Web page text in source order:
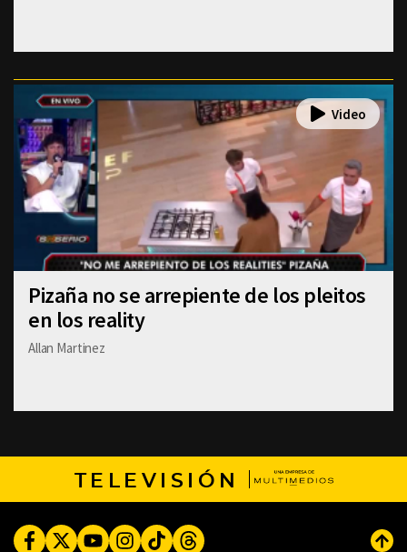
Pizaña no se arrepiente de los pleitos
en los reality
Allan Martinez
TELEVISIÓN
FacebookTwitterYoutubeInstagram
TikTokThreads